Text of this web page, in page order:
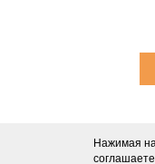
Нажимая